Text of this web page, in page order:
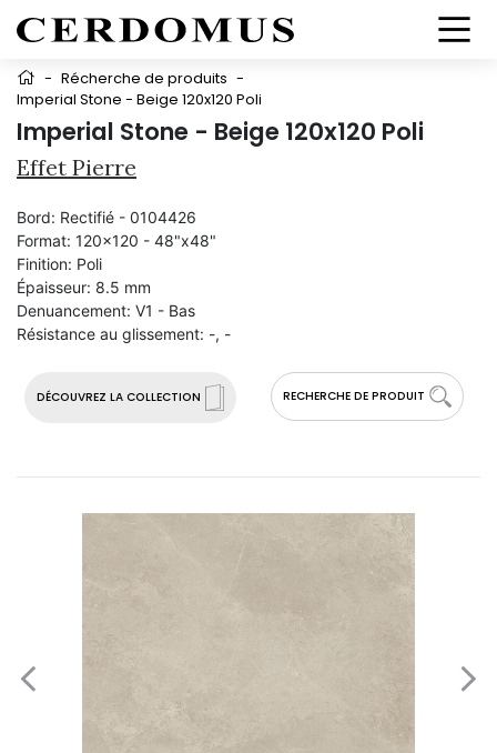
- Récherche de produits -
Imperial Stone - Beige 120x120 Poli
Imperial Stone - Beige 120x120 Poli
Effet Pierre
DÉCOUVREZ LA COLLECTION RECHERCHE DE PRODUIT
Bord: Rectifié - 0104426
Format: 120x120 - 48"x48"
Finition: Poli
Épaisseur: 8.5 mm
Denuancement: V1 - Bas
Résistance au glissement: -, -